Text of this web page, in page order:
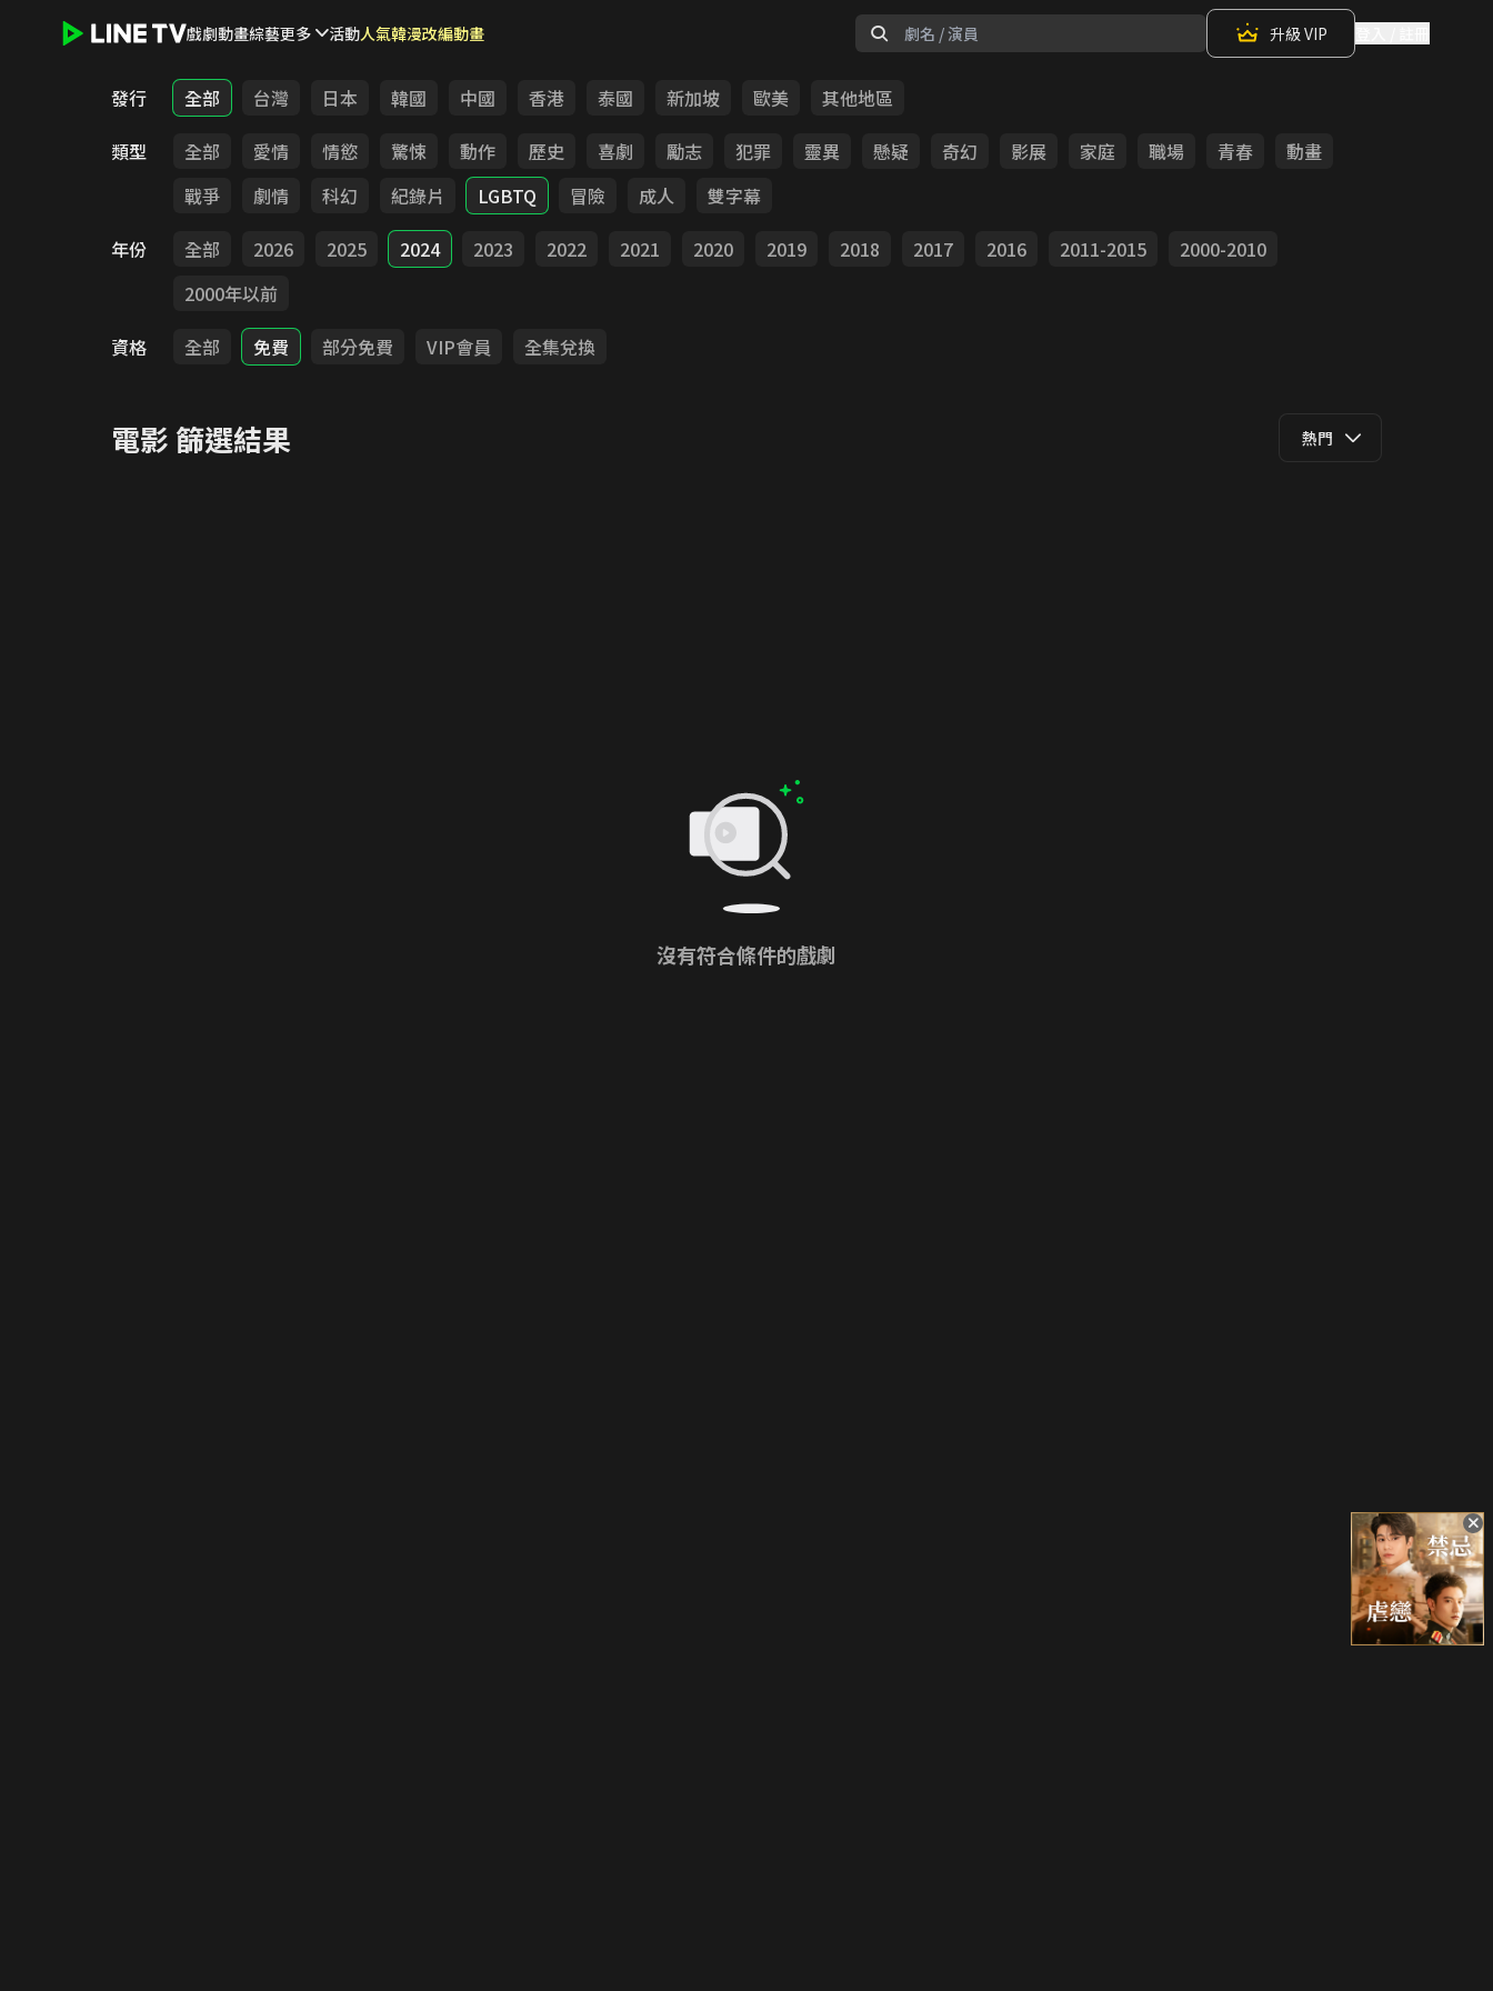
戲劇動畫綜藝更多 活動人氣韓漫改編動畫 升級 VIP
發行 全部 台灣 日本 韓國 中國 香港 泰國 新加坡 歐美
其他地區
類型
全部 愛情 情慾 驚悚 動作 歷史 喜劇 勵志 犯罪 靈異 懸疑 奇幻 影展 家庭 職場 青春
動畫
戰爭
劇情 科幻 紀錄片 LGBTQ 冒險 成人
雙字幕
年份
全部 2026 2025 2024 2023 2022 2021 2020 2019 2018 2017 2016 2011-2015
2000-2010
2000年以前
資格
全部 免費 部分免費 VIP會員 全集兌換
電影 篩選結果 熱門
沒有符合條件的戲劇